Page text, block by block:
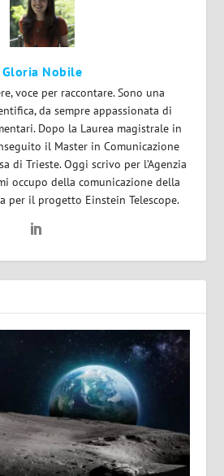
Gloria Nobile
voce per raccontare. Sono una
da sempre appassionata di
Dopo la Laurea magistrale in
il Master in Comunicazione
di Trieste. Oggi scrivo per l’Agenzia
occupo della comunicazione della
per il progetto Einstein Telescope.